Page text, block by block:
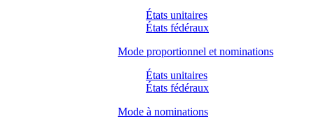
États unitaires
États fédéraux
Mode proportionnel et nominations
États unitaires
États fédéraux
Mode à nominations